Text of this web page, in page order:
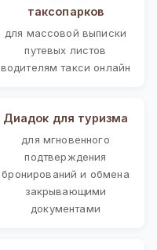
таксопарков
для массовой выписки
путевых листов
водителям такси онлайн
Диадок для туризма
для мгновенного
подтверждения
бронирований и обмена
закрывающими
документами